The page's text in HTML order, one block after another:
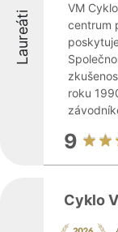
Laureáti
VM
centrum
roku
9
Cyklo